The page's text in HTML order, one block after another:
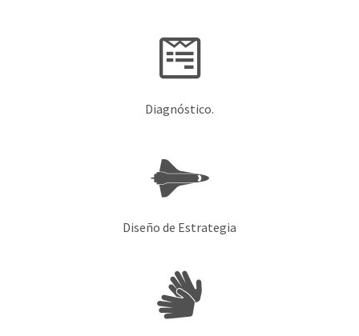
Diagnóstico.
Diseño de Estrategia